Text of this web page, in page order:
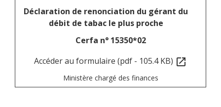
Déclaration de renonciation du gérant du
débit de tabac le plus proche
Cerfa n° 15350*02
Accéder au formulaire (pdf - 105.4 KB) open_in_new
Ministère chargé des finances